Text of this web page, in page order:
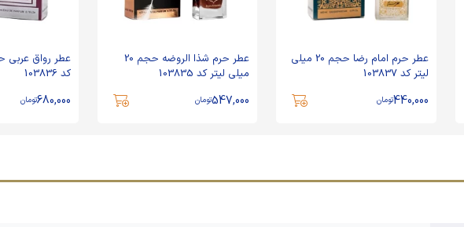
عطر حرم امام رضا حجم 20 میلی
لیتر کد 103837
440,000تومان
عطر حرم شذا الروضه حجم 20
میلی لیتر کد 103835
547,000تومان
کد 103836
680,000تومان